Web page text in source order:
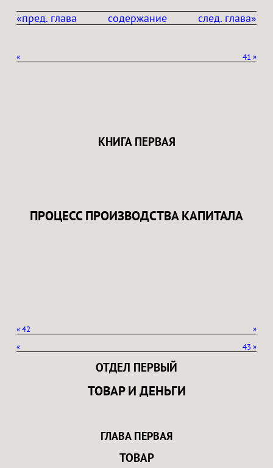
«пред. глава след. глава»
содержание
« »
41
КНИГА ПЕРВАЯ
ПРОЦЕСС ПРОИЗВОДСТВА КАПИТАЛА
« »
42
«
»
43
ОТДЕЛ ПЕРВЫЙ
ТОВАР И ДЕНЬГИ
ГЛАВА ПЕРВАЯ
ТОВАР